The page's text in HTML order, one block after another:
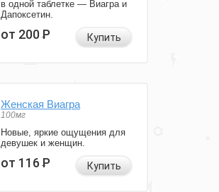
в одной таблетке — Виагра и
Дапоксетин.
от 200Р Купить
Женская Виагра
100мг
Новые, яркие ощущения для
девушек и женщин.
от 116Р Купить